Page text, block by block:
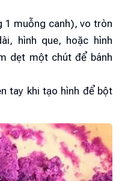
1 muỗng canh), vo tròn
hình que, hoặc hình
dẹt một chút để bánh
tay khi tạo hình để bột